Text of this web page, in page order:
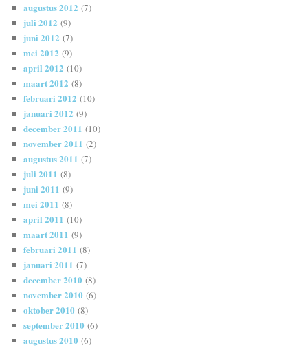
augustus 2012 (7)
juli 2012 (9)
juni 2012 (7)
mei 2012 (9)
april 2012 (10)
maart 2012 (8)
februari 2012 (10)
januari 2012 (9)
december 2011 (10)
november 2011 (2)
augustus 2011 (7)
juli 2011 (8)
juni 2011 (9)
mei 2011 (8)
april 2011 (10)
maart 2011 (9)
februari 2011 (8)
januari 2011 (7)
december 2010 (8)
november 2010 (6)
oktober 2010 (8)
september 2010 (6)
augustus 2010 (6)